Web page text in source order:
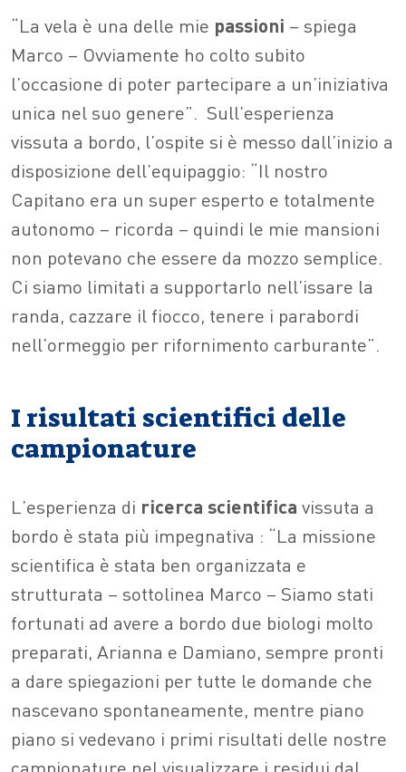
“La vela è una delle mie passioni – spiega
Marco – Ovviamente ho colto subito
l’occasione di poter partecipare a un’iniziativa
unica nel suo genere”. Sull’esperienza
vissuta a bordo, l’ospite si è messo dall’inizio a
disposizione dell’equipaggio: “Il nostro
Capitano era un super esperto e totalmente
autonomo – ricorda – quindi le mie mansioni
non potevano che essere da mozzo semplice.
Ci siamo limitati a supportarlo nell’issare la
randa, cazzare il fiocco, tenere i parabordi
nell’ormeggio per rifornimento carburante”.
I risultati scientifici delle
campionature
L’esperienza di ricerca scientifica vissuta a
bordo è stata più impegnativa : “La missione
scientifica è stata ben organizzata e
strutturata – sottolinea Marco – Siamo stati
fortunati ad avere a bordo due biologi molto
preparati, Arianna e Damiano, sempre pronti
a dare spiegazioni per tutte le domande che
nascevano spontaneamente, mentre piano
piano si vedevano i primi risultati delle nostre